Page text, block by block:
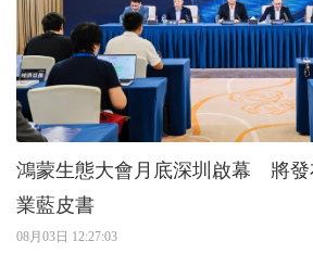
鴻蒙生態大會月底深圳啟幕 將發
業藍皮書
08月03日 12:27:03